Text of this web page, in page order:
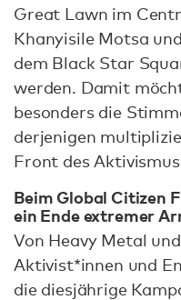
Great Lawn im
Khanyisile Motsa
dem Black Star
werden. Damit
besonders die
derjenigen
Front des
Beim Global Citizen
ein Ende extremer
Von Heavy Metal
Aktivist*innen und
die diesjährige